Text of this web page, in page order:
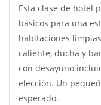
Esta clase de hotel
básicos para una
habitaciones
caliente, ducha y
con desayuno
elección. Un
esperado.